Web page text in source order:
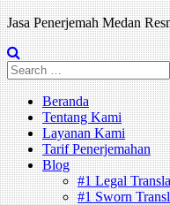
Jasa Penerjemah Medan
Search
for:
Beranda
Tentang Kami
Layanan Kami
Tarif Penerjemahan
Blog
#1 Legal
#1 Sworn